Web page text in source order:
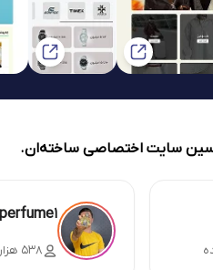
سایت اختصاصی ساخته‌ان.
۵۳۸ هزار دنبال‌کننده